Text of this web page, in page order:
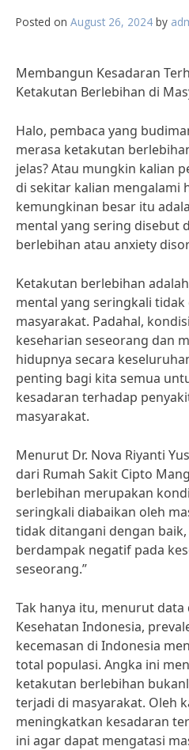
Posted on August 26, 2024 by
Membangun Kesadaran
Ketakutan Berlebihan di
Halo, pembaca yang
merasa ketakutan
jelas? Atau mungkin kalian
di sekitar kalian mengalami
kemungkinan besar itu
mental yang sering disebut
berlebihan atau anxiety
Ketakutan berlebihan
mental yang seringkali tidak
masyarakat. Padahal,
keseharian seseorang dan
hidupnya secara
penting bagi kita semua
kesadaran terhadap
masyarakat.
Menurut Dr. Nova Riyanti
dari Rumah Sakit Cipto
berlebihan merupakan
seringkali diabaikan oleh
tidak ditangani dengan
berdampak negatif pada
seseorang.”
Tak hanya itu, menurut
Kesehatan Indonesia,
kecemasan di Indonesia
total populasi. Angka ini
ketakutan berlebihan
terjadi di masyarakat. Oleh
meningkatkan kesadaran
ini agar dapat mengatasi